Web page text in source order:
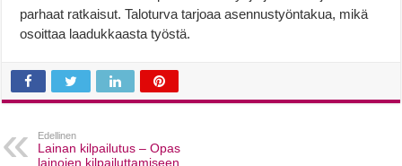
parhaat ratkaisut. Taloturva tarjoaa asennustyöntakua, mikä
osoittaa laadukkaasta työstä.
Edellinen
Lainan kilpailutus – Opas
lainojen kilpailuttamiseen